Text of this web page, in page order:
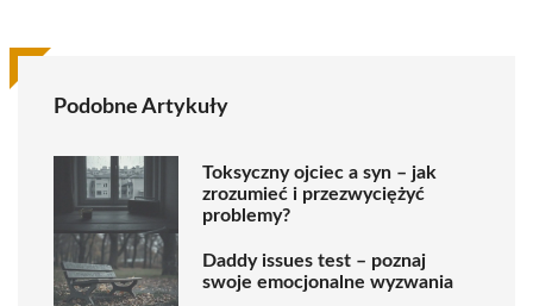
Podobne Artykuły
Toksyczny ojciec a syn – jak
zrozumieć i przezwyciężyć
problemy?
Daddy issues test – poznaj
swoje emocjonalne wyzwania